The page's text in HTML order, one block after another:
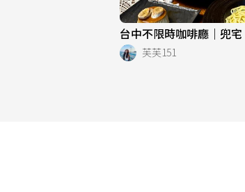
台中不限時咖啡廳｜兜宅
芙芙151